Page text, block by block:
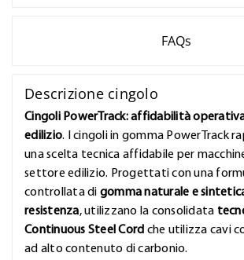
FAQs
Descrizione cingolo
Cingoli PowerTrack: affidabilità
edilizio. I cingoli in gomma PowerTrack
una scelta tecnica affidabile per
settore edilizio. Progettati con una
controllata di gomma naturale e
resistenza, utilizzano la consolidata
Continuous Steel Cord che utilizza cavi
ad alto contenuto di carbonio.